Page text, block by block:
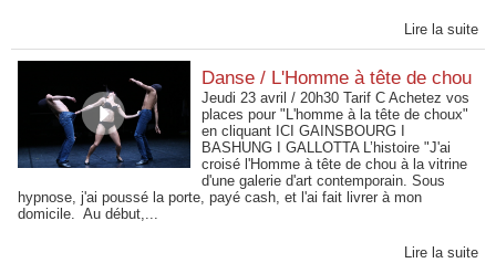
Lire la suite
Danse / L'Homme à tête de chou
Jeudi 23 avril / 20h30 Tarif C Achetez vos
places pour "L'homme à la tête de choux"
en cliquant ICI GAINSBOURG I
BASHUNG I GALLOTTA L’histoire "J'ai
croisé l'Homme à tête de chou à la vitrine
d'une galerie d'art contemporain. Sous
hypnose, j'ai poussé la porte, payé cash, et l'ai fait livrer à mon
domicile. Au début,...
Lire la suite